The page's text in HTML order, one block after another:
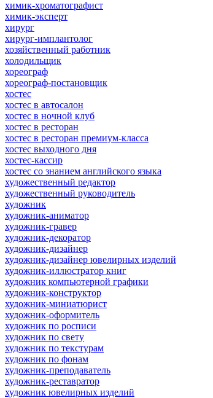
химик-хроматографист
химик-эксперт
хирург
хирург-имплантолог
хозяйственный работник
холодильщик
хореограф
хореограф-постановщик
хостес
хостес в автосалон
хостес в ночной клуб
хостес в ресторан
хостес в ресторан премиум-класса
хостес выходного дня
хостес-кассир
хостес со знанием английского языка
художественный редактор
художественный руководитель
художник
художник-аниматор
художник-гравер
художник-декоратор
художник-дизайнер
художник-дизайнер ювелирных изделий
художник-иллюстратор книг
художник компьютерной графики
художник-конструктор
художник-миниатюрист
художник-оформитель
художник по росписи
художник по свету
художник по текстурам
художник по фонам
художник-преподаватель
художник-реставратор
художник ювелирных изделий